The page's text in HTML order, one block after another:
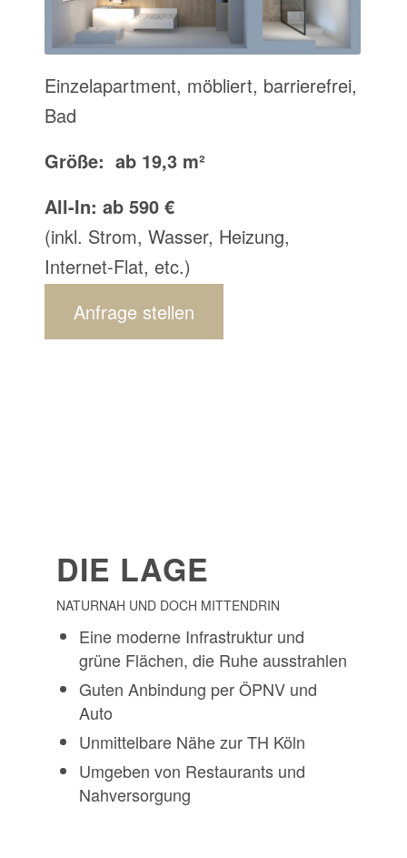
Einzelapartment, möbliert, barrierefrei,
Bad
Größe: ab 19,3 m²
All-In: ab 590 €
(inkl. Strom, Wasser, Heizung,
Internet-Flat, etc.)
Anfrage stellen
DIE LAGE
NATURNAH UND DOCH MITTENDRIN
Eine moderne Infrastruktur und
grüne Flächen, die Ruhe ausstrahlen
Guten Anbindung per ÖPNV und
Auto
Unmittelbare Nähe zur TH Köln
Umgeben von Restaurants und
Nahversorgung